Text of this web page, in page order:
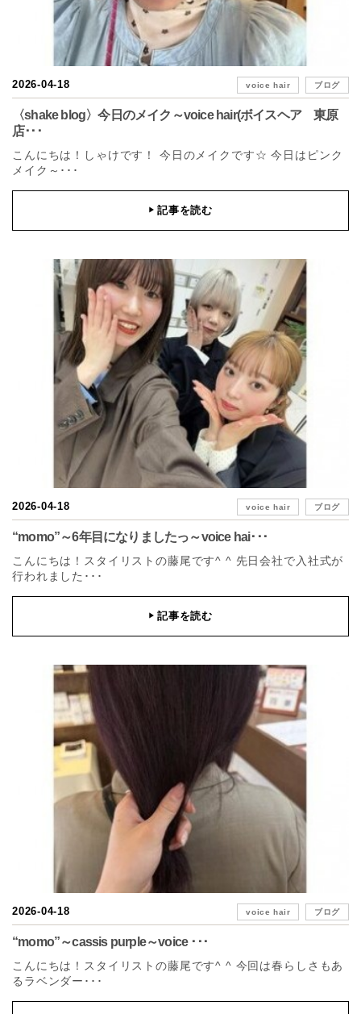
2026-04-18 voice hair ブログ
〈shake blog〉今日のメイク～voice hair(ボイスヘア 東原
店･･･
こんにちは！しゃけです！ 今日のメイクです☆ 今日はピンク
メイク～･･･
▶記事を読む
2026-04-18 voice hair ブログ
“momo”～6年目になりましたっ～voice hai･･･
こんにちは！スタイリストの藤尾です^ ^ 先日会社で入社式が
行われました･･･
▶記事を読む
2026-04-18 voice hair ブログ
“momo”～cassis purple～voice ･･･
こんにちは！スタイリストの藤尾です^ ^ 今回は春らしさもあ
るラベンダー･･･